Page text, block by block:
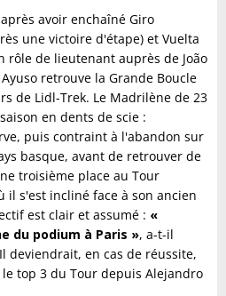
après avoir enchaîné Giro
une victoire d'étape) et Vuelta
rôle de lieutenant auprès de João
retrouve la Grande Boucle
de Lidl-Trek. Le Madrilène de 23
en dents de scie :
puis contraint à l'abandon sur
basque, avant de retrouver de
troisième place au Tour
il s'est incliné face à son ancien
est clair et assumé : «
du podium à Paris », a-t-il
deviendrait, en cas de réussite,
top 3 du Tour depuis Alejandro